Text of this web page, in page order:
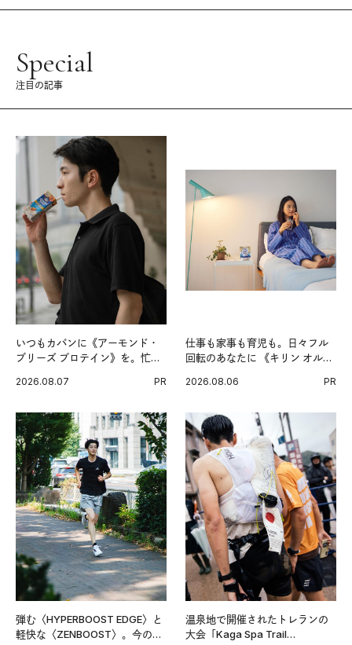
Special
注目の記事
いつもカバンに《アーモンド・
ブリーズ プロテイン》を。忙し
グ習慣。
2026.08.07 PR
仕事も家事も育児も。日々フル
回転のあなたに 《キリン オルニ
2026.08.06 PR
弾む〈HYPERBOOST EDGE〉と
軽快な〈ZENBOOST〉。今の時
温泉地で開催されたトレランの
大会「Kaga Spa Trail